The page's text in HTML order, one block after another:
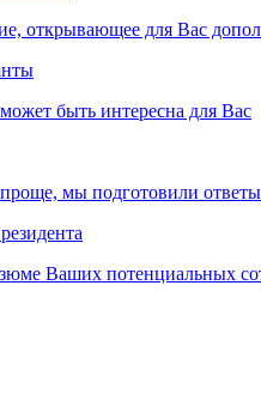
открывающее для Вас
быть интересна для Вас
мы подготовили ответы
Ваших потенциальных